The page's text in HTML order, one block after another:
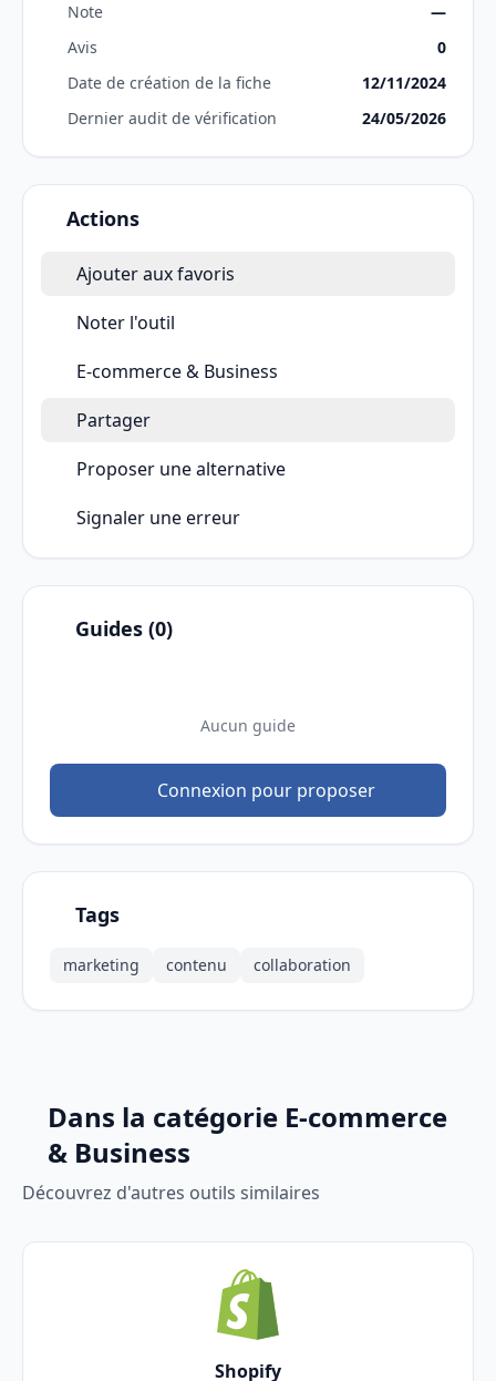
Note
—
Avis
0
Date de création de la fiche
12/11/2024
Dernier audit de vérification
24/05/2026
Actions
Ajouter aux favoris
Noter l'outil
E-commerce & Business
Partager
Proposer une alternative
Signaler une erreur
Guides (0)
Aucun guide
Connexion pour proposer
Tags
marketing contenu collaboration
Dans la catégorie E-commerce
& Business
Découvrez d'autres outils similaires
Shopify